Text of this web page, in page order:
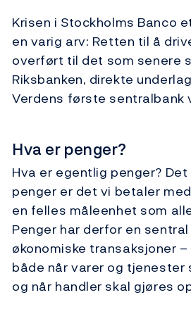
Krisen i Stockholms Banco
en varig arv: Retten til å
overført til det som senere
Riksbanken, direkte
Verdens første sentralbank
Hva er penger?
Hva er egentlig penger?
penger er det vi betaler
en felles måleenhet som
Penger har derfor en
økonomiske transaksjoner
både når varer og tjenester
og når handler skal gjøres